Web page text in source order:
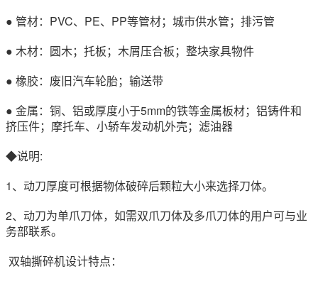
● 管材：PVC、PE、PP等管材；城市供水管；排污管
● 木材：圆木；托板；木屑压合板；整块家具物件
● 橡胶：废旧汽车轮胎；输送带
● 金属：铜、铝或厚度小于5mm的铁等金属板材；铝铸件和
挤压件；摩托车、小轿车发动机外壳；滤油器
◆说明:
1、动刀厚度可根据物体破碎后颗粒大小来选择刀体。
2、动刀为单爪刀体，如需双爪刀体及多爪刀体的用户可与业
务部联系。
双轴撕碎机设计特点：